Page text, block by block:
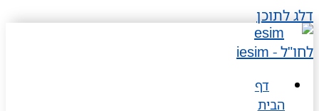
דלג לתוכן
דף
הבית